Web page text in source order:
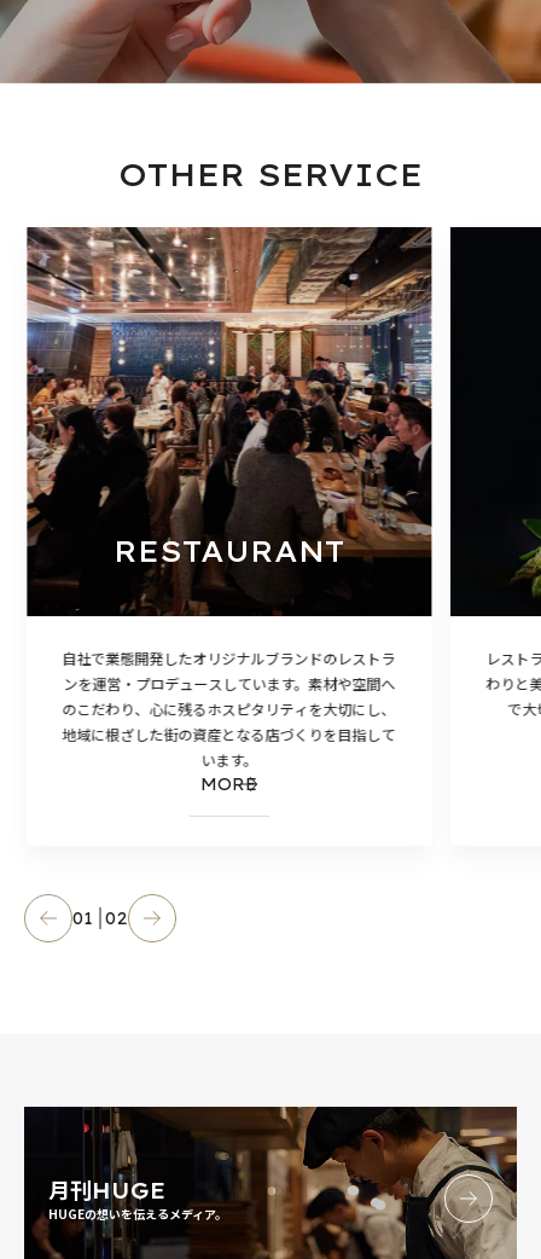
OTHER SERVICE
RESTAURANT
自社で業態開発したオリジナルブランドのレストラ
ンを運営・プロデュースしています。素材や空間へ
のこだわり、心に残るホスピタリティを大切にし、
地域に根ざした街の資産となる店づくりを目指して
います。
MORE
レスト
わりと
で大
01 02
月刊HUGE
HUGEの想いを伝えるメディア。